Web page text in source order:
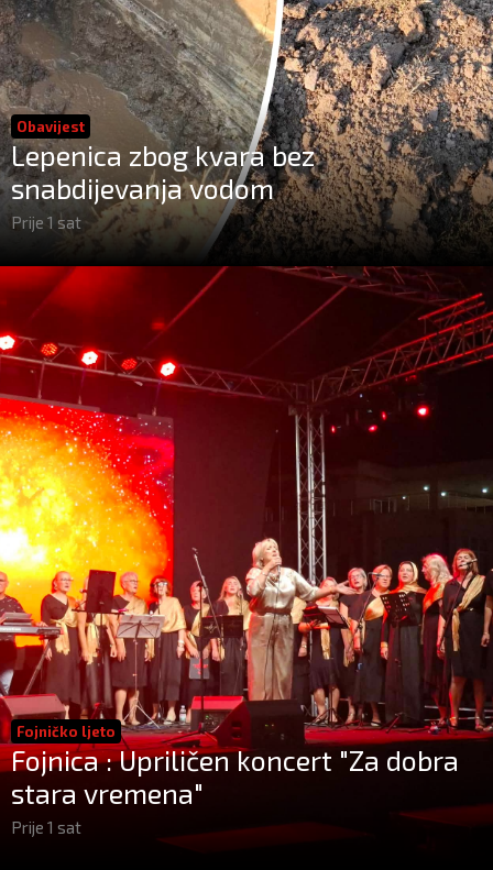
Obavijest
Lepenica zbog kvara bez
snabdijevanja vodom
Prije 1 sat
Fojničko ljeto
Fojnica : Upriličen koncert "Za dobra
stara vremena"
Prije 1 sat